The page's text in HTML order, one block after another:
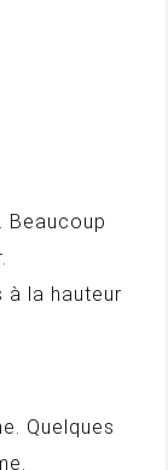
Beaucoup
à la hauteur
Quelques